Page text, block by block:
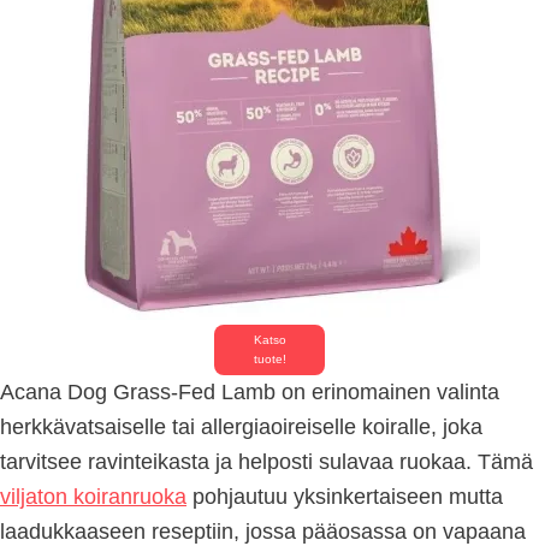
Katso
tuote!
Acana Dog Grass-Fed Lamb on erinomainen valinta
herkkävatsaiselle tai allergiaoireiselle koiralle, joka
tarvitsee ravinteikasta ja helposti sulavaa ruokaa. Tämä
viljaton koiranruoka pohjautuu yksinkertaiseen mutta
laadukkaaseen reseptiin, jossa pääosassa on vapaana